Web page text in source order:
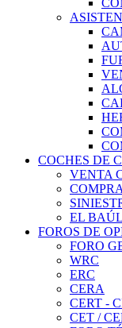
COCHES DE
VENTA
EL
FOROS DE
FORO
WRC
ERC
CERA
CERT -
CET /